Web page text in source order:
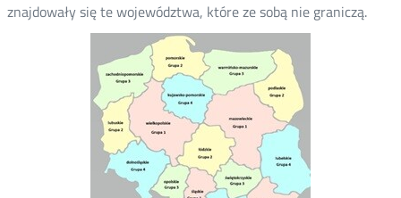
znajdowały się te województwa, które ze sobą nie graniczą.